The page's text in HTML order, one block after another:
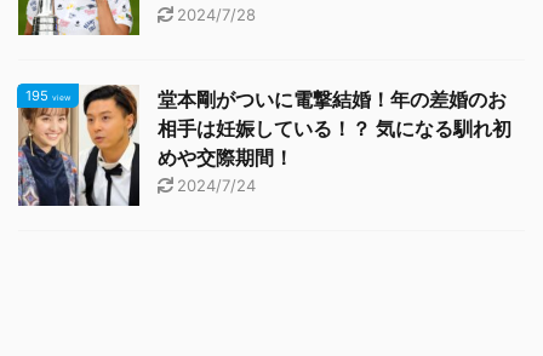
2024/7/28
195 view
堂本剛がついに電撃結婚！年の差婚のお
相手は妊娠している！？ 気になる馴れ初
めや交際期間！
2024/7/24